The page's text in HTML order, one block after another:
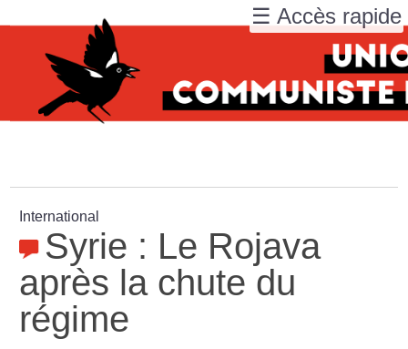
International
Syrie : Le Rojava
après la chute du
régime
☰ Accès rapide